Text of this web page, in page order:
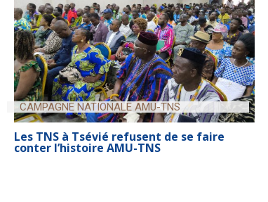
CAMPAGNE NATIONALE AMU-TNS
Les TNS à Tsévié refusent de se faire
conter l’histoire AMU-TNS